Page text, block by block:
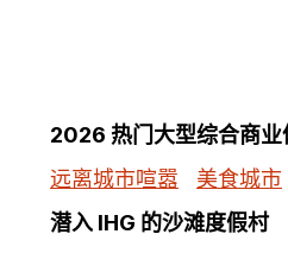
2026 热门大型综合商业
远离城市喧嚣
美食城市
潜入 IHG 的沙滩度假村